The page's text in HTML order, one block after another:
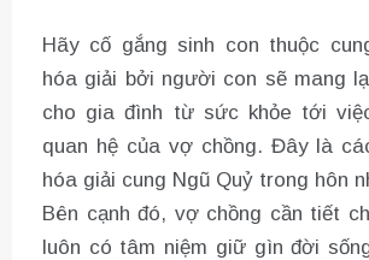
Hãy cố gắng sinh con thuộc
hóa giải bởi người con sẽ mang
cho gia đình từ sức khỏe tới
quan hệ của vợ chồng. Đây là
hóa giải cung Ngũ Quỷ trong hôn
Bên cạnh đó, vợ chồng cần tiết
luôn có tâm niệm giữ gìn đời